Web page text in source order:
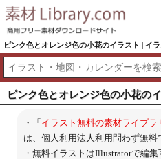
ピンク色とオレンジ色の小花のイラスト | イ
ピンク色とオレンジ色の小花の
・「イラスト無料の素材ライブラ
は、個人利用法人利用問わず無料
・無料イラストはIllustratorで編